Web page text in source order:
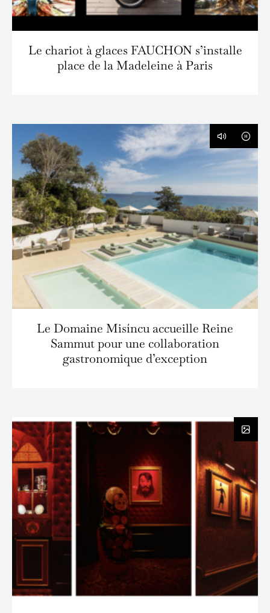
Le chariot à glaces FAUCHON s’installe
place de la Madeleine à Paris
Le Domaine Misíncu accueille Reine
Sammut pour une collaboration
gastronomique d’exception